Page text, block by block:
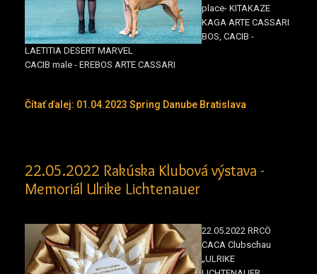
place- KITAKAZE
KAGA ARTE CASSARI
BOS, CACIB -
LAETITIA DESERT MARVEL
CACIB male - EREBOS ARTE CASSARI
Čítať ďalej: 01.04.2023 Spring Danube Bratislava
22.05.2022 Rakúska Klubová výstava -
Memoriál Ulrike Lichtenauer
22.05.2022 RRCÖ
CACA Clubschau
„ULRIKE